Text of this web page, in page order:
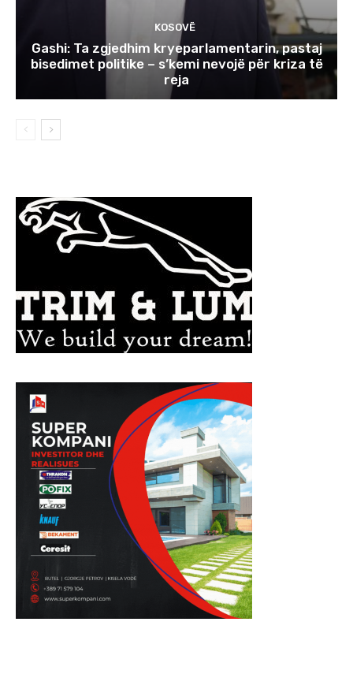
KOSOVË
Gashi: Ta zgjedhim kryeparlamentarin, pastaj
bisedimet politike – s’kemi nevojë për kriza të
reja